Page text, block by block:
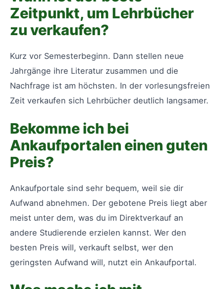
Zeitpunkt, um Lehrbücher
zu verkaufen?
Kurz vor Semesterbeginn. Dann stellen neue
Jahrgänge ihre Literatur zusammen und die
Nachfrage ist am höchsten. In der vorlesungsfreien
Zeit verkaufen sich Lehrbücher deutlich langsamer.
Bekomme ich bei
Ankaufportalen einen guten
Preis?
Ankaufportale sind sehr bequem, weil sie dir
Aufwand abnehmen. Der gebotene Preis liegt aber
meist unter dem, was du im Direktverkauf an
andere Studierende erzielen kannst. Wer den
besten Preis will, verkauft selbst, wer den
geringsten Aufwand will, nutzt ein Ankaufportal.